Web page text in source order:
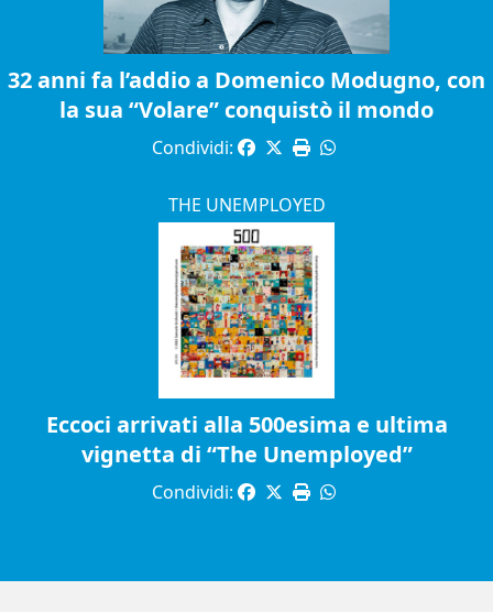
32 anni fa l’addio a Domenico Modugno, con
la sua “Volare” conquistò il mondo
Condividi:
THE UNEMPLOYED
Eccoci arrivati alla 500esima e ultima
vignetta di “The Unemployed”
Condividi: